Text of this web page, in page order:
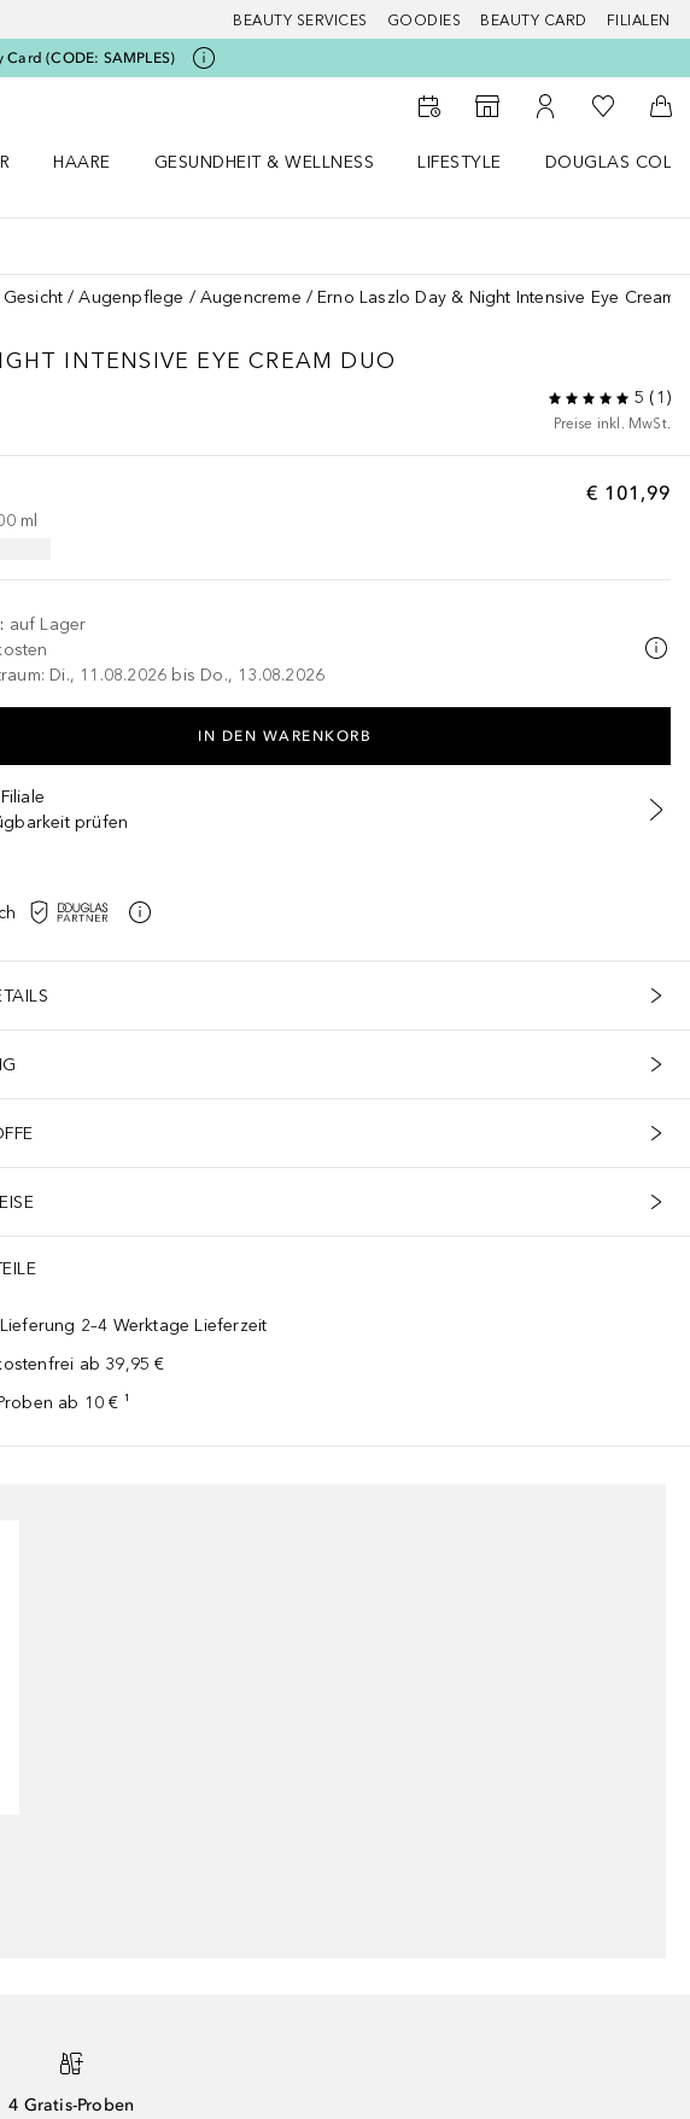
BEAUTY SERVICES GOODIES BEAUTY CARD FILIALEN
(CODE: SAMPLES)
Startseite
Zum Storefinder
Zu Meinem
Zu Meiner
HAARE
GESUNDHEIT & WELLNESS
LIFESTYLE
DOUGLAS
Gesicht Augenpflege Augencreme Erno Laszlo Day & Night Intensive Eye Cream
INTENSIVE EYE CREAM DUO
5 ( 1 )
Preise inkl. MwSt.
€ 101,99
ml
: auf Lager
Di., 11.08.2026 bis Do., 13.08.2026
IN DEN WARENKORB
prüfen
2–4 Werktage Lieferzeit
ab 39,95 €
ab 10 € ¹
4 Gratis-Proben